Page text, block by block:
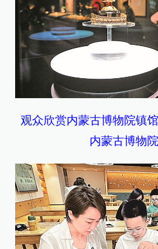
观众欣赏内蒙古博物院镇
内蒙古博物